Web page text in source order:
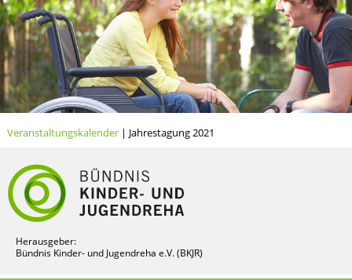
Veranstaltungskalender| Jahrestagung 2021
Herausgeber:
Bündnis Kinder- und Jugendreha e.V. (BKJR)